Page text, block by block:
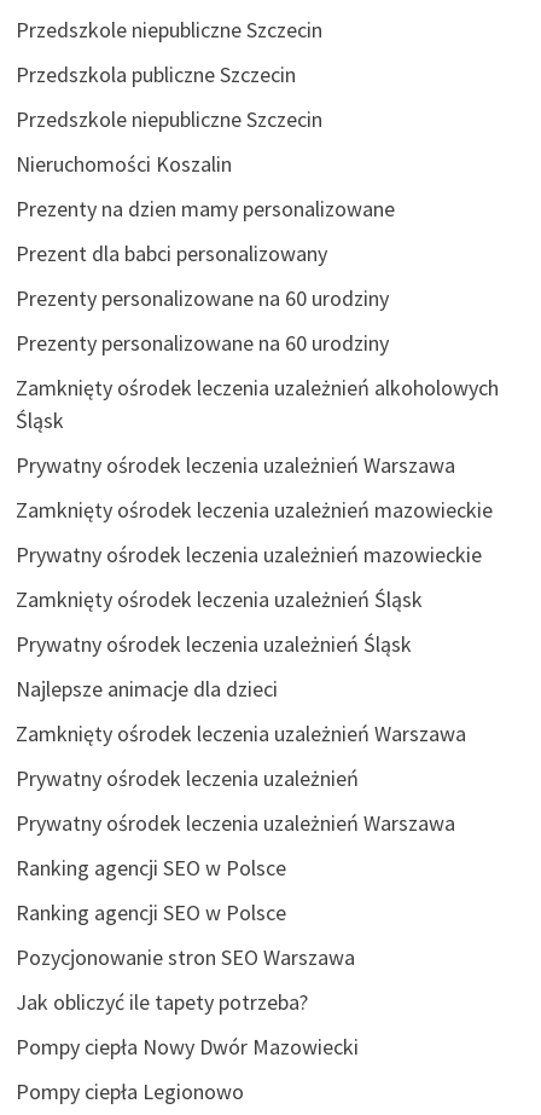
Przedszkole niepubliczne Szczecin
Przedszkola publiczne Szczecin
Przedszkole niepubliczne Szczecin
Nieruchomości Koszalin
Prezenty na dzien mamy personalizowane
Prezent dla babci personalizowany
Prezenty personalizowane na 60 urodziny
Prezenty personalizowane na 60 urodziny
Zamknięty ośrodek leczenia uzależnień alkoholowych
Śląsk
Prywatny ośrodek leczenia uzależnień Warszawa
Zamknięty ośrodek leczenia uzależnień mazowieckie
Prywatny ośrodek leczenia uzależnień mazowieckie
Zamknięty ośrodek leczenia uzależnień Śląsk
Prywatny ośrodek leczenia uzależnień Śląsk
Najlepsze animacje dla dzieci
Zamknięty ośrodek leczenia uzależnień Warszawa
Prywatny ośrodek leczenia uzależnień
Prywatny ośrodek leczenia uzależnień Warszawa
Ranking agencji SEO w Polsce
Ranking agencji SEO w Polsce
Pozycjonowanie stron SEO Warszawa
Jak obliczyć ile tapety potrzeba?
Pompy ciepła Nowy Dwór Mazowiecki
Pompy ciepła Legionowo